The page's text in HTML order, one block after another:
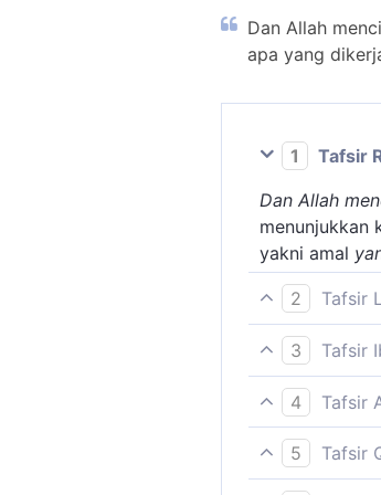
Dan Allah
apa yang
1
Tafsir
Dan Allah
menunjukkan
yakni amal
2
Tafsir
Allah
adalah untuk
suatu
kata haq
3
Tafsir
Adapun
Dan Allah
4
Tafsir
(Dan Allah
kepada lafal
5
Tafsir